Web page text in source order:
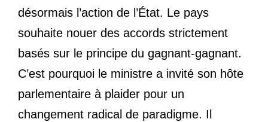
désormais l’action de l’État. Le pays
souhaite nouer des accords strictement
basés sur le principe du gagnant-gagnant.
C’est pourquoi le ministre a invité son hôte
parlementaire à plaider pour un
changement radical de paradigme. Il